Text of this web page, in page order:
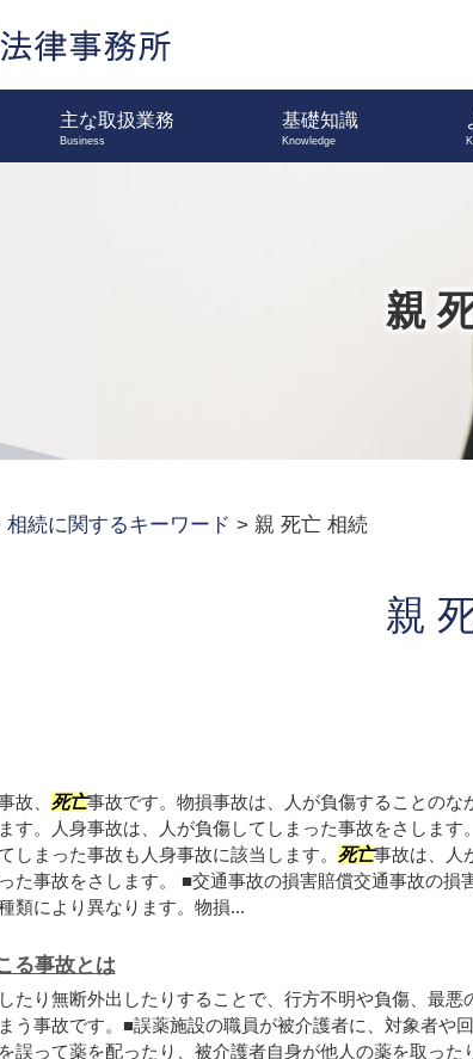
親
主な取扱業務 基礎知識
相続に関するキーワード > 親 死亡 相続
親
故、 死亡事故です。物損事故は、人が負傷することのな
す。人身事故は、人が負傷してしまった事故をさします。
しまった事故も人身事故に該当します。 死亡事故は、人
た事故をさします。 ■交通事故の損害賠償交通事故の損
類により異なります。物損...
る事故とは
たり無断外出したりすることで、行方不明や負傷、最悪
う事故です。■誤薬施設の職員が被介護者に、対象者や回
誤って薬を配ったり、被介護者自身が他人の薬を取った